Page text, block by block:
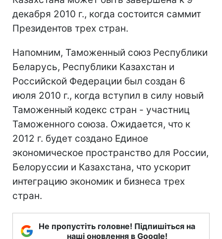
декабря 2010 г., когда состоится саммит
Президентов трех стран.
Напомним, Таможенный союз Республики
Беларусь, Республики Казахстан и
Российской Федерации был создан 6
июля 2010 г., когда вступил в силу новый
Таможенный кодекс стран - участниц
Таможенного союза. Ожидается, что к
2012 г. будет создано Единое
экономическое пространство для России,
Белоруссии и Казахстана, что ускорит
интеграцию экономик и бизнеса трех
стран.
Не пропустіть головне! Підпишіться на
наші оновлення в Google!